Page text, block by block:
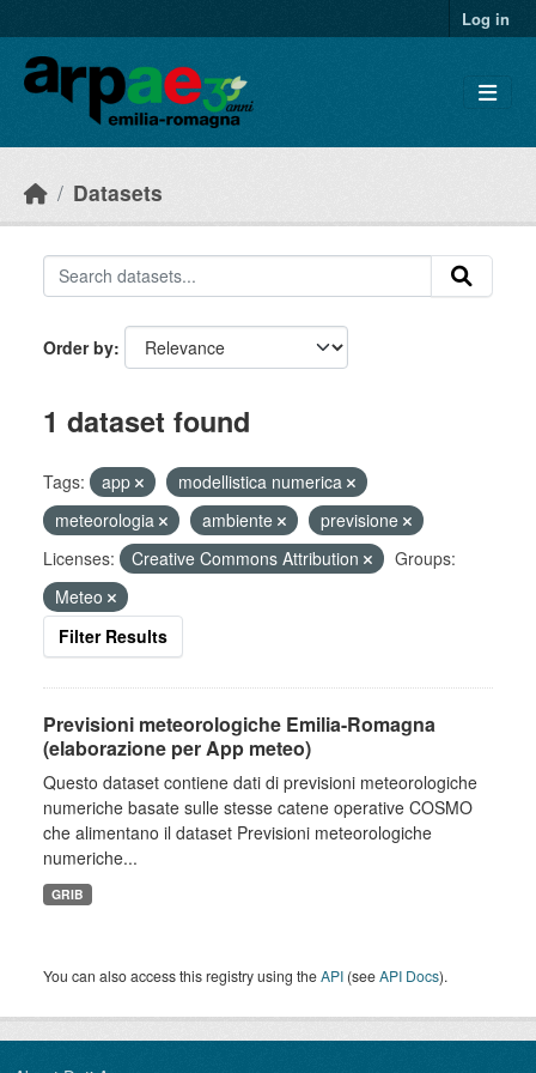
Log in
Datasets
Order by
1 dataset found
Tags: app
modellistica numerica
meteorologia
ambiente
previsione
Licenses:
Creative Commons Attribution
Groups:
Meteo
Filter Results
Previsioni meteorologiche Emilia-Romagna
(elaborazione per App meteo)
Questo dataset contiene dati di previsioni meteorologiche
numeriche basate sulle stesse catene operative COSMO
che alimentano il dataset Previsioni meteorologiche
numeriche...
GRIB
You can also access this registry using theAPI (seeAPI Docs).